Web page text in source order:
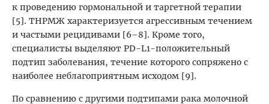
к проведению гормональной и таргетной терапии
[5]. ТНРМЖ характеризуется агрессивным течением
и частыми рецидивами [6–8­]. Кроме того,
специалисты выделяют PD-L1-положительный
подтип заболевания, течение которого сопряжено с
наиболее неблагоприятным исходом [9].
По сравнению с другими подтипами рака молочной